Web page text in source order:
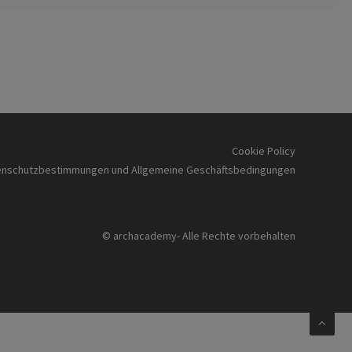
Cookie Policy
und Allgemeine Geschäftsbedingungen
© archacademy- Alle Rechte vorbehalten